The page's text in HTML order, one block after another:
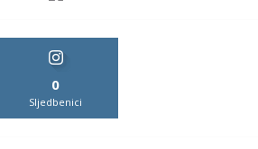
0
Sljedbenici